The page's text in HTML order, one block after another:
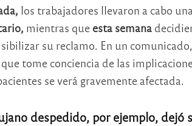
los trabajadores llevaron a cabo una
mientras que esta semana
su reclamo. En un
tome conciencia de las
se verá gravemente afectada.
despedido, por ejemplo, dejó